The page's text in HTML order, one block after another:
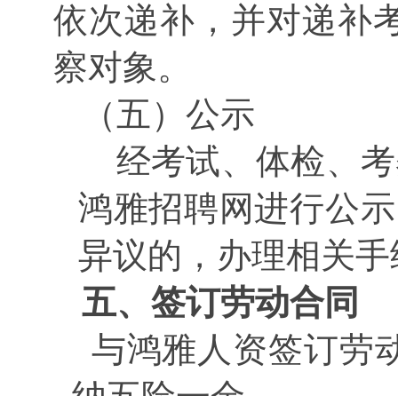
依次递补，并对递补
察对象。
（五）公示
经考试、体检、
鸿雅招聘网进行公
异议的，办理相关
五、签订劳动合同
与鸿雅人资签订劳